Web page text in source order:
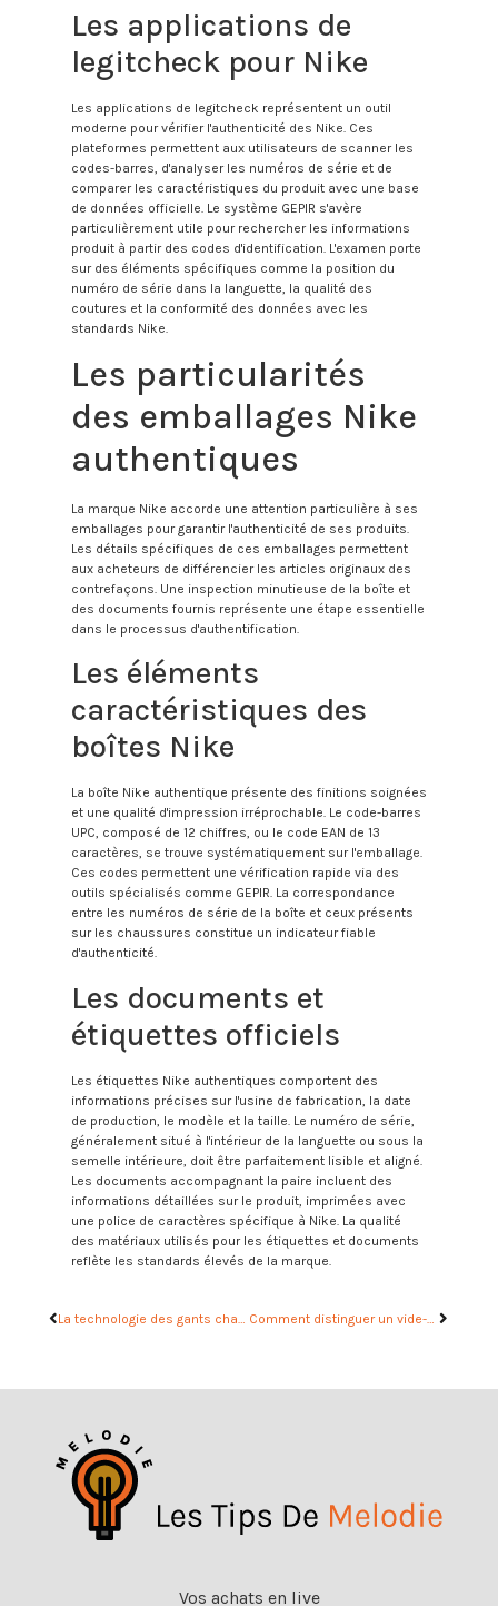
Les applications de
legitcheck pour Nike
Les applications de legitcheck représentent un outil
moderne pour vérifier l'authenticité des Nike. Ces
plateformes permettent aux utilisateurs de scanner les
codes-barres, d'analyser les numéros de série et de
comparer les caractéristiques du produit avec une base
de données officielle. Le système GEPIR s'avère
particulièrement utile pour rechercher les informations
produit à partir des codes d'identification. L'examen porte
sur des éléments spécifiques comme la position du
numéro de série dans la languette, la qualité des
coutures et la conformité des données avec les
standards Nike.
Les particularités
des emballages Nike
authentiques
La marque Nike accorde une attention particulière à ses
emballages pour garantir l'authenticité de ses produits.
Les détails spécifiques de ces emballages permettent
aux acheteurs de différencier les articles originaux des
contrefaçons. Une inspection minutieuse de la boîte et
des documents fournis représente une étape essentielle
dans le processus d'authentification.
Les éléments
caractéristiques des
boîtes Nike
La boîte Nike authentique présente des finitions soignées
et une qualité d'impression irréprochable. Le code-barres
UPC, composé de 12 chiffres, ou le code EAN de 13
caractères, se trouve systématiquement sur l'emballage.
Ces codes permettent une vérification rapide via des
outils spécialisés comme GEPIR. La correspondance
entre les numéros de série de la boîte et ceux présents
sur les chaussures constitue un indicateur fiable
d'authenticité.
Les documents et
étiquettes officiels
Les étiquettes Nike authentiques comportent des
informations précises sur l'usine de fabrication, la date
de production, le modèle et la taille. Le numéro de série,
généralement situé à l'intérieur de la languette ou sous la
semelle intérieure, doit être parfaitement lisible et aligné.
Les documents accompagnant la paire incluent des
informations détaillées sur le produit, imprimées avec
une police de caractères spécifique à Nike. La qualité
des matériaux utilisés pour les étiquettes et documents
reflète les standards élevés de la marque.
La technologie des gants chauffants ski : Comprendre et ajuster les niveaux de chauffe Comment distinguer un vide-grenier d’une brocante et d’un marché aux puces : le guide du chineur
Vos achats en live